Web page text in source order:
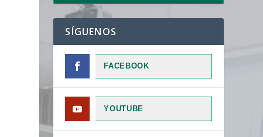
SÍGUENOS
FACEBOOK
YOUTUBE